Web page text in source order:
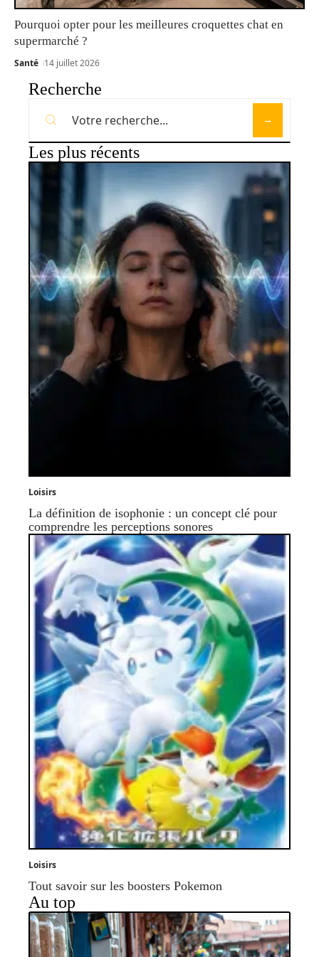
Pourquoi opter pour les meilleures croquettes chat en
supermarché ?
Santé 14 juillet 2026
Recherche
Les plus récents
Loisirs
La définition de isophonie : un concept clé pour
comprendre les perceptions sonores
Loisirs
Tout savoir sur les boosters Pokemon
Au top